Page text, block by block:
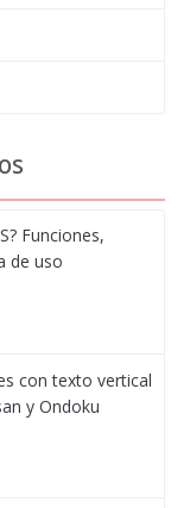
Funciones,
de uso
con texto vertical
y Ondoku